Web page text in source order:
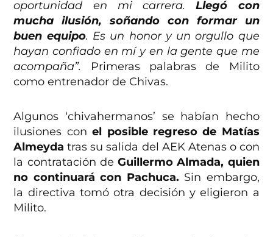
oportunidad en mi carrera.Llegó con
mucha ilusión, soñando con formar un
buen equipo. Es un honor y un orgullo que
hayan confiado en mí y en la gente que me
acompaña”.
Primeras palabras de Milito
como entrenador de Chivas.
Algunos ‘chivahermanos’ se habían hecho
ilusiones conel posible regreso de Matías
Almeyda tras su salida del AEK Atenas o con
la contratación de Guillermo Almada, quien
no continuará con Pachuca. Sin embargo,
la directiva tomó otra decisión y eligieron a
Milito.